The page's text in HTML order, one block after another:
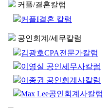
커플/결혼칼럼
커플I결혼 칼럼
공인회계/세무칼럼
김광호CPA전문가칼럼
이영실 공인세무사칼럼
이종권 공인회계사칼럼
Max Lee공인회계사칼럼